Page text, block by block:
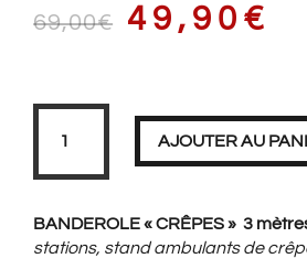
69,00€ LE
PRIX
INITIAL
49,90 €
quantité
Banderole
XL
mètres
AJOUTER AU
BANDEROLE « CRÊPES » 3
stations, stand ambulants de